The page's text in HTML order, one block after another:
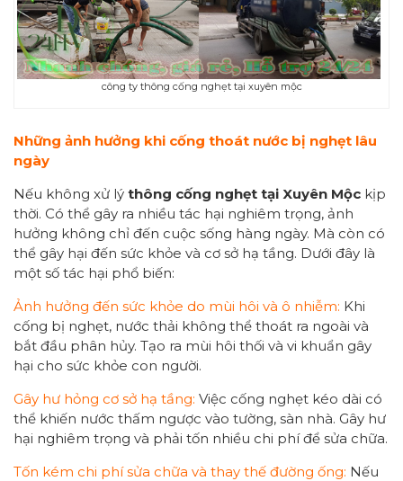
công ty thông cống nghẹt tại xuyên mộc
Những ảnh hưởng khi cống thoát nước bị nghẹt lâu
ngày
Nếu không xử lý thông cống nghẹt tại Xuyên Mộc kịp
thời. Có thể gây ra nhiều tác hại nghiêm trọng, ảnh
hưởng không chỉ đến cuộc sống hàng ngày. Mà còn có
thể gây hại đến sức khỏe và cơ sở hạ tầng. Dưới đây là
một số tác hại phổ biến:
Ảnh hưởng đến sức khỏe do mùi hôi và ô nhiễm: Khi
cống bị nghẹt, nước thải không thể thoát ra ngoài và
bắt đầu phân hủy. Tạo ra mùi hôi thối và vi khuẩn gây
hại cho sức khỏe con người.
Gây hư hỏng cơ sở hạ tầng: Việc cống nghẹt kéo dài có
thể khiến nước thấm ngược vào tường, sàn nhà. Gây hư
hại nghiêm trọng và phải tốn nhiều chi phí để sửa chữa.
Tốn kém chi phí sửa chữa và thay thế đường ống: Nếu